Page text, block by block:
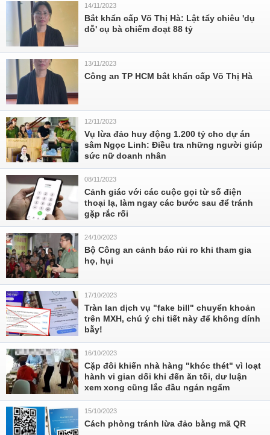
14/11/2023
Bắt khẩn cấp Võ Thị Hà: Lật tẩy chiêu 'dụ
dỗ' cụ bà chiếm đoạt 88 tỷ
13/11/2023
Công an TP HCM bắt khẩn cấp Võ Thị Hà
12/11/2023
Vụ lừa đảo huy động 1.200 tỷ cho dự án
sâm Ngọc Linh: Điều tra những người giúp
sức nữ doanh nhân
08/11/2023
Cảnh giác với các cuộc gọi từ số điện
thoại lạ, làm ngay các bước sau để tránh
gặp rắc rối
24/10/2023
Bộ Công an cảnh báo rủi ro khi tham gia
họ, hụi
17/10/2023
Tràn lan dịch vụ "fake bill" chuyển khoản
trên MXH, chú ý chi tiết này để không dính
bẫy!
16/10/2023
Cặp đôi khiến nhà hàng "khóc thét" vì loạt
hành vi gian dối khi đến ăn tối, dư luận
xem xong cũng lắc đầu ngán ngẩm
15/10/2023
Cách phòng tránh lừa đảo bằng mã QR